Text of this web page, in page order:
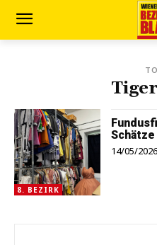
8. BEZIRK
14/05/2026